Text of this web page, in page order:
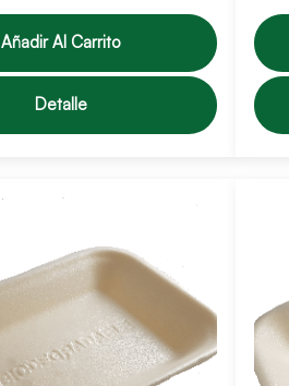
Añadir Al Carrito
Detalle